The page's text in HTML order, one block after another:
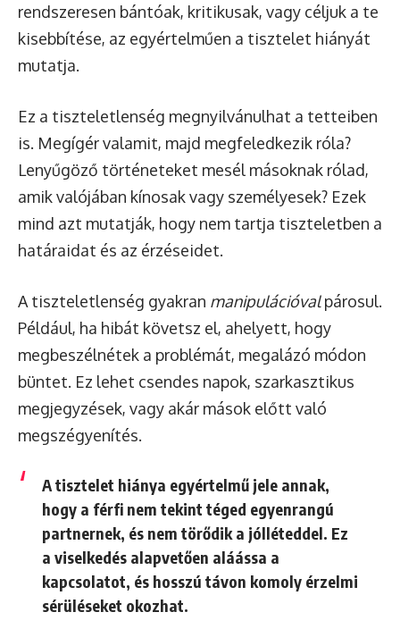
rendszeresen bántóak, kritikusak, vagy céljuk a te
kisebbítése, az egyértelműen a tisztelet hiányát
mutatja.
Ez a tiszteletlenség megnyilvánulhat a tetteiben
is. Megígér valamit, majd megfeledkezik róla?
Lenyűgöző történeteket mesél másoknak rólad,
amik valójában kínosak vagy személyesek? Ezek
mind azt mutatják, hogy nem tartja tiszteletben a
határaidat és az érzéseidet.
A tiszteletlenség gyakran manipulációvalpárosul.
Például, ha hibát követsz el, ahelyett, hogy
megbeszélnétek a problémát, megalázó módon
büntet. Ez lehet csendes napok, szarkasztikus
megjegyzések, vagy akár mások előtt való
megszégyenítés.
A tisztelet hiánya egyértelmű jele annak,
hogy a férfi nem tekint téged egyenrangú
partnernek, és nem törődik a jólléteddel. Ez
a viselkedés alapvetően aláássa a
kapcsolatot, és hosszú távon komoly érzelmi
sérüléseket okozhat.